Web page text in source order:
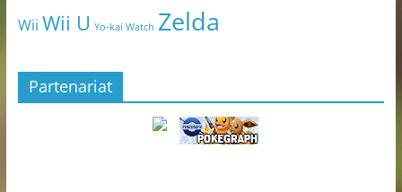
Wii Wii U Yo-kai Watch Zelda
Partenariat